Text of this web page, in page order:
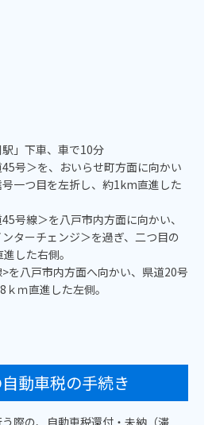
」下車、車で10分
号＞を、おいらせ町方面に向かい
号一つ目を左折し、約1km直進した
号線＞を八戸市内方面に向かい、
ターチェンジ＞を過ぎ、二つ目の
した右側。
を八戸市内方面へ向かい、県道20号
ｍ直進した左側。
動車税の手続き
際の、自動車税還付・未納（滞